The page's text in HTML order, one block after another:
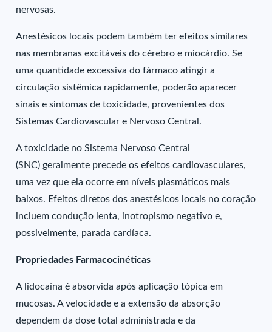
nervosas.
Anestésicos locais podem também ter efeitos similares
nas membranas excitáveis do cérebro e miocárdio. Se
uma quantidade excessiva do fármaco atingir a
circulação sistêmica rapidamente, poderão aparecer
sinais e sintomas de toxicidade, provenientes dos
Sistemas Cardiovascular e Nervoso Central.
A toxicidade no Sistema Nervoso Central
(SNC) geralmente precede os efeitos cardiovasculares,
uma vez que ela ocorre em níveis plasmáticos mais
baixos. Efeitos diretos dos anestésicos locais no coração
incluem condução lenta, inotropismo negativo e,
possivelmente, parada cardíaca.
Propriedades Farmacocinéticas
A lidocaína é absorvida após aplicação tópica em
mucosas. A velocidade e a extensão da absorção
dependem da dose total administrada e da